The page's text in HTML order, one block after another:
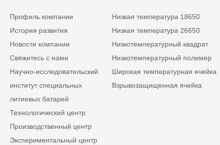
Профиль компании
История развития
Новости компании
Свяжитесь с нами
Научно-исследовательский
институт специальных
литиевых батарей
Технологический центр
Производственный центр
Экспериментальный центр
Низкая температура 18650
Низкая температура 26650
Низкотемпературный квадрат
Низкотемпературный полимер
Широкая температурная ячейка
Взрывозащищенная ячейка